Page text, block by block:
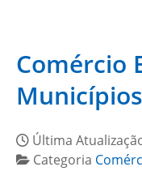
Comércio
Municípios
Última
Categoria